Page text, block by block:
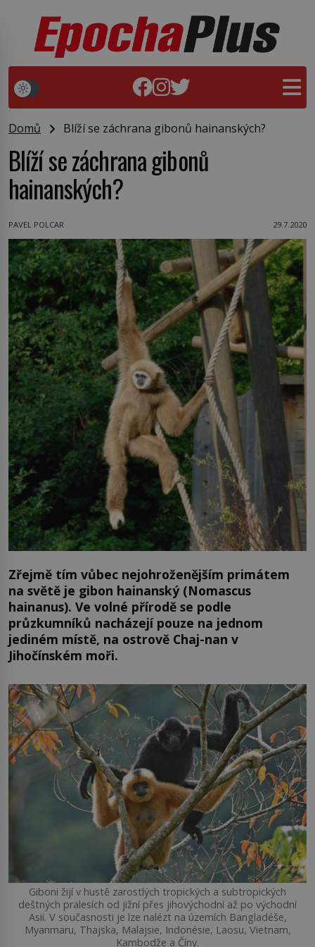
Domů Blíží se záchrana gibonů hainanských?
Blíží se záchrana gibonů
hainanských?
PAVEL POLCAR 29.7.2020
Zřejmě tím vůbec nejohroženějším primátem
na světě je gibon hainanský (Nomascus
hainanus). Ve volné přírodě se podle
průzkumníků nacházejí pouze na jednom
jediném místě, na ostrově Chaj-nan v
Jihočínském moři.
Giboni žijí v hustě zarostlých tropických a subtropických
deštných pralesích od jižní přes jihovýchodní až po východní
Asii. V současnosti je lze nalézt na územích Bangladéše,
Myanmaru, Thajska, Malajsie, Indonésie, Laosu, Vietnam,
Kambodže a Číny.